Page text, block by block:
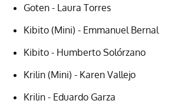
Goten - Laura Torres
Kibito (Mini) - Emmanuel Bernal
Kibito - Humberto Solórzano
Krilin (Mini) - Karen Vallejo
Krilin - Eduardo Garza